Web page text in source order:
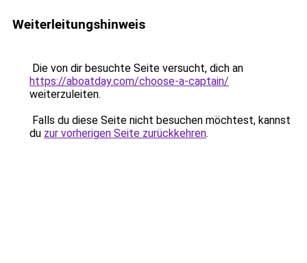
Weiterleitungshinweis
Die von dir besuchte Seite versucht, dich an
https://aboatday.com/choose-a-captain/
weiterzuleiten.
Falls du diese Seite nicht besuchen möchtest, kannst
du zur vorherigen Seite zurückkehren.